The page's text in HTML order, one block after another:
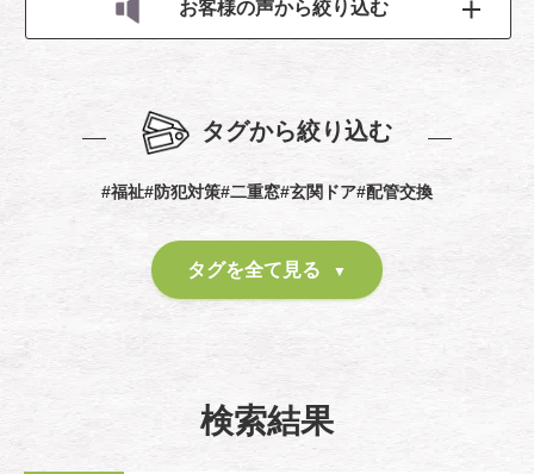
お客様の声から絞り込む
タグから絞り込む
#福祉#防犯対策#二重窓#玄関ドア#配管交換
タグを全て見る
検索結果